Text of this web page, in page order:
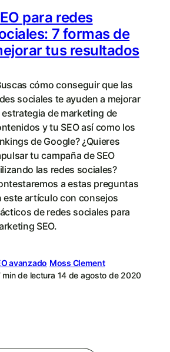
para redes
7 formas de
tus resultados
cómo conseguir que las
sociales te ayuden a mejorar
de marketing de
y tu SEO así como los
de Google? ¿Quieres
tu campaña de SEO
las redes sociales?
a estas preguntas
este artículo con consejos
de redes sociales para
SEO.
avanzado Moss Clement
min de lectura 14 de agosto de 2020